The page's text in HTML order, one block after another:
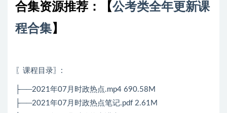
合集资源推荐： 【公考类全年更新课
程合集】
〖课程目录〗 :
├──2021年07月时政热点.mp4 690.58M
├──2021年07月时政热点笔记.pdf 2.61M